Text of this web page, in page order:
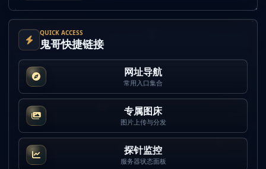
QUICK ACCESS
鬼哥快捷链接
网址导航
常用入口集合
专属图床
图片上传与分发
探针监控
服务器状态面板